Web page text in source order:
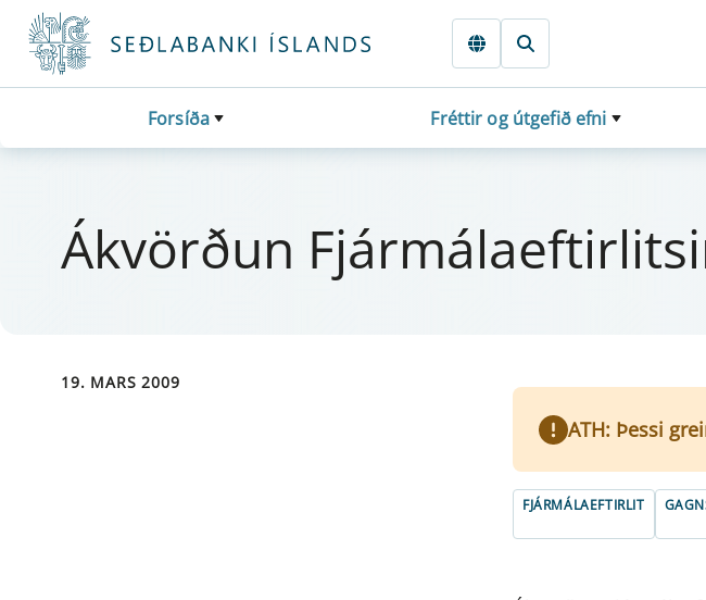
Fara beint í Meginmál
Forsíða Fréttir og útgefið efni
Ákvörðun
19. MARS 2009
ATH: Þessi
FJÁRMÁLAEFTIRLIT